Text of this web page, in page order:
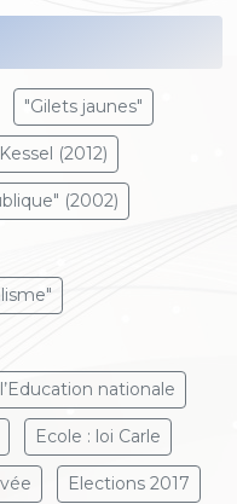
"Gilets jaunes"
(2012)
(2002)
nationale
Ecole : loi Carle
Elections 2017